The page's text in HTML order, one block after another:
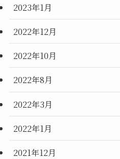
2023年1月
2022年12月
2022年10月
2022年8月
2022年3月
2022年1月
2021年12月